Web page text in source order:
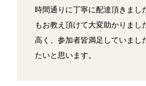
時間通りに丁寧に配達頂きまし
もお教え頂けて大変助かりまし
高く、参加者皆満足していまし
たいと思います。